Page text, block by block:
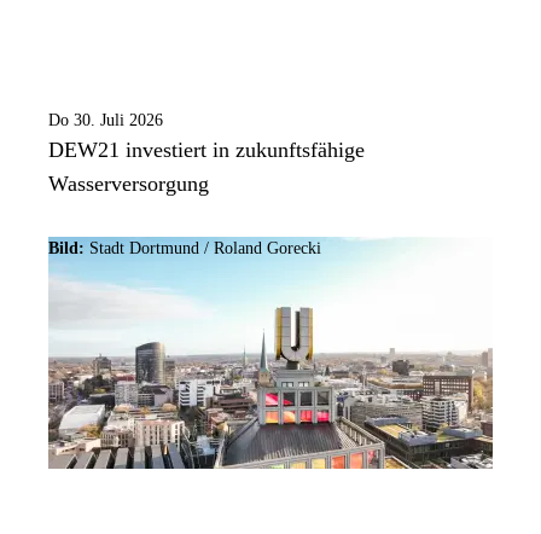
Do 30. Juli 2026
DEW21 investiert in zukunftsfähige
Wasserversorgung
Bild: Stadt Dortmund / Roland Gorecki